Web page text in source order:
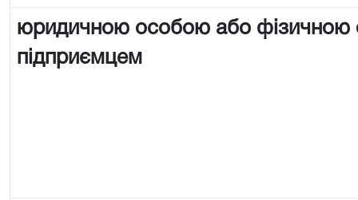
юридичною особою або
підприємцем